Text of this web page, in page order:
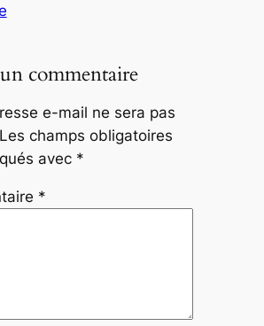
commentaire
e-mail ne sera pas
Les champs obligatoires
avec *
*